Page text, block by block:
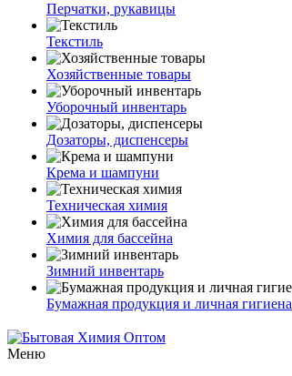
Перчатки, рукавицы
Текстиль
Хозяйственные товары
Уборочный инвентарь
Дозаторы, диспенсеры
Крема и шампуни
Техническая химия
Химия для бассейна
Зимний инвентарь
Бумажная продукция и личная гигиена
Меню